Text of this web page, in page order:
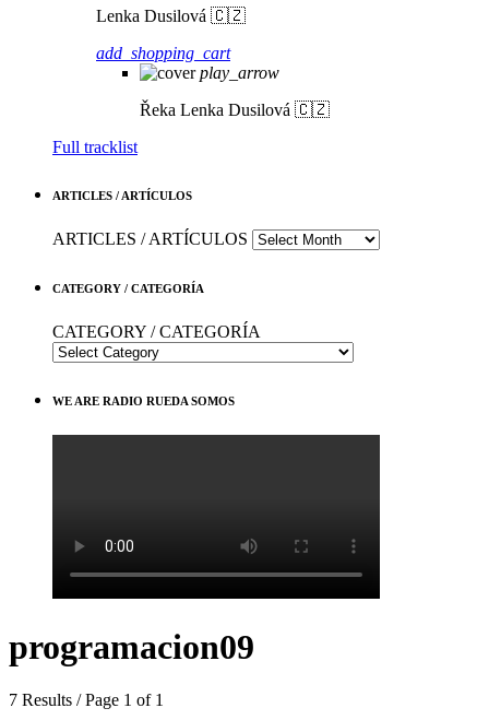
Lenka Dusilová 🇨🇿
add_shopping_cart
play_arrow
Řeka Lenka Dusilová 🇨🇿
Full tracklist
ARTICLES / ARTÍCULOS
ARTICLES / ARTÍCULOS
CATEGORY / CATEGORÍA
CATEGORY / CATEGORÍA
WE ARE RADIO RUEDA SOMOS
programacion09
7 Results / Page 1 of 1